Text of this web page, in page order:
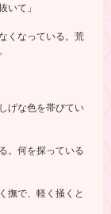
いて」
くなっている。荒
げな色を帯びてい
。何を探っている
撫で、軽く掻くと